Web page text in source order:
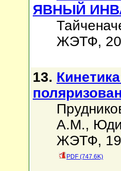
ЯВНЫЙ
ЖЭТФ,
13.
А.М.,
ЖЭТФ,
PDF (747.6K)